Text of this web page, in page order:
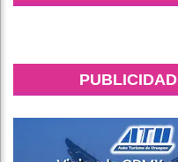
PUBLICIDAD